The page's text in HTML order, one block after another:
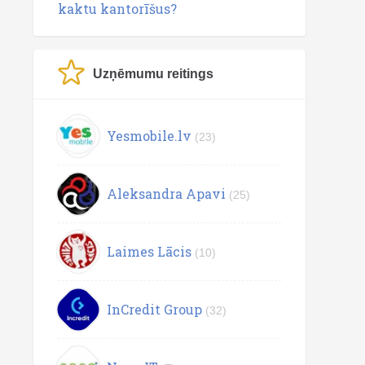
kaktu kantorīšus?
Uzņēmumu reitings
Yesmobile.lv (23)
Aleksandra Apavi (25)
Laimes Lācis (10)
InCredit Group (32)